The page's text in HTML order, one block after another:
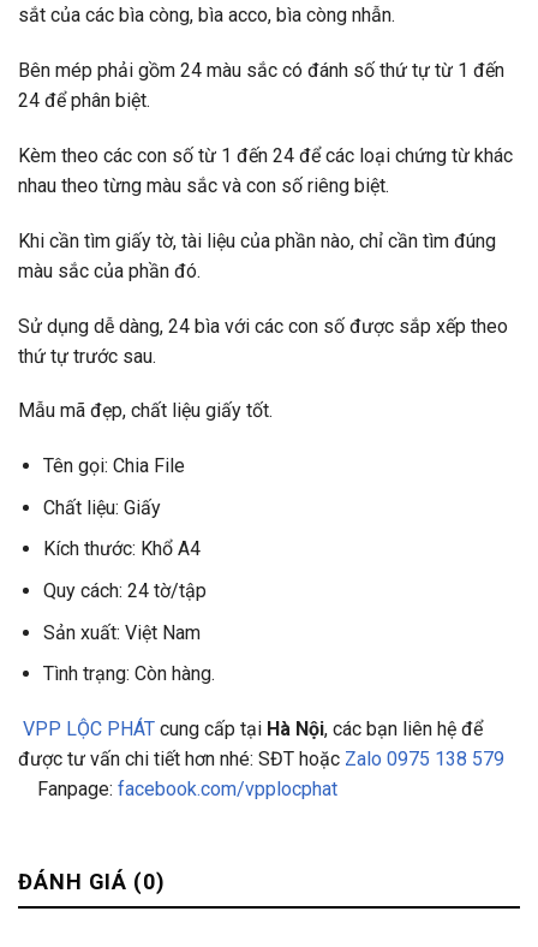
sắt của các bìa còng, bìa acco, bìa còng nhẫn.
Bên mép phải gồm 24 màu sắc có đánh số thứ tự từ 1 đến
24 để phân biệt.
Kèm theo các con số từ 1 đến 24 để các loại chứng từ khác
nhau theo từng màu sắc và con số riêng biệt.
Khi cần tìm giấy tờ, tài liệu của phần nào, chỉ cần tìm đúng
màu sắc của phần đó.
Sử dụng dễ dàng, 24 bìa với các con số được sắp xếp theo
thứ tự trước sau.
Mẫu mã đẹp, chất liệu giấy tốt.
Tên gọi: Chia File
Chất liệu: Giấy
Kích thước: Khổ A4
Quy cách: 24 tờ/tập
Sản xuất: Việt Nam
Tình trạng: Còn hàng.
VPP LỘC PHÁT cung cấp tại Hà Nội, các bạn liên hệ để
được tư vấn chi tiết hơn nhé: SĐT hoặc Zalo 0975 138 579
Fanpage: facebook.com/vpplocphat
ĐÁNH GIÁ (0)